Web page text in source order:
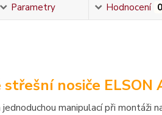
Parametry Hodnocení 0
nosiče ELSON
manipulací při montáži